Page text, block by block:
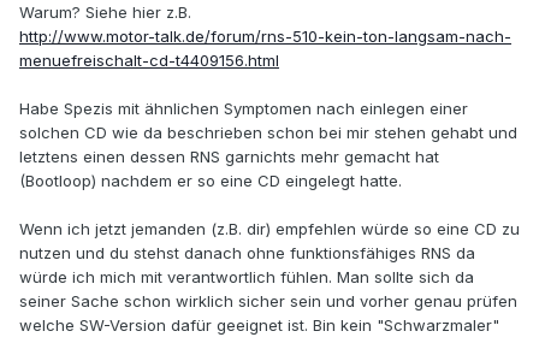
Warum? Siehe hier z.B.
http://www.motor-talk.de/forum/rns-510-kein-ton-langsam-nach-
menuefreischalt-cd-t4409156.html
Habe Spezis mit ähnlichen Symptomen nach einlegen einer
solchen CD wie da beschrieben schon bei mir stehen gehabt und
letztens einen dessen RNS garnichts mehr gemacht hat
(Bootloop) nachdem er so eine CD eingelegt hatte.
Wenn ich jetzt jemanden (z.B. dir) empfehlen würde so eine CD zu
nutzen und du stehst danach ohne funktionsfähiges RNS da
würde ich mich mit verantwortlich fühlen. Man sollte sich da
seiner Sache schon wirklich sicher sein und vorher genau prüfen
welche SW-Version dafür geeignet ist. Bin kein "Schwarzmaler"